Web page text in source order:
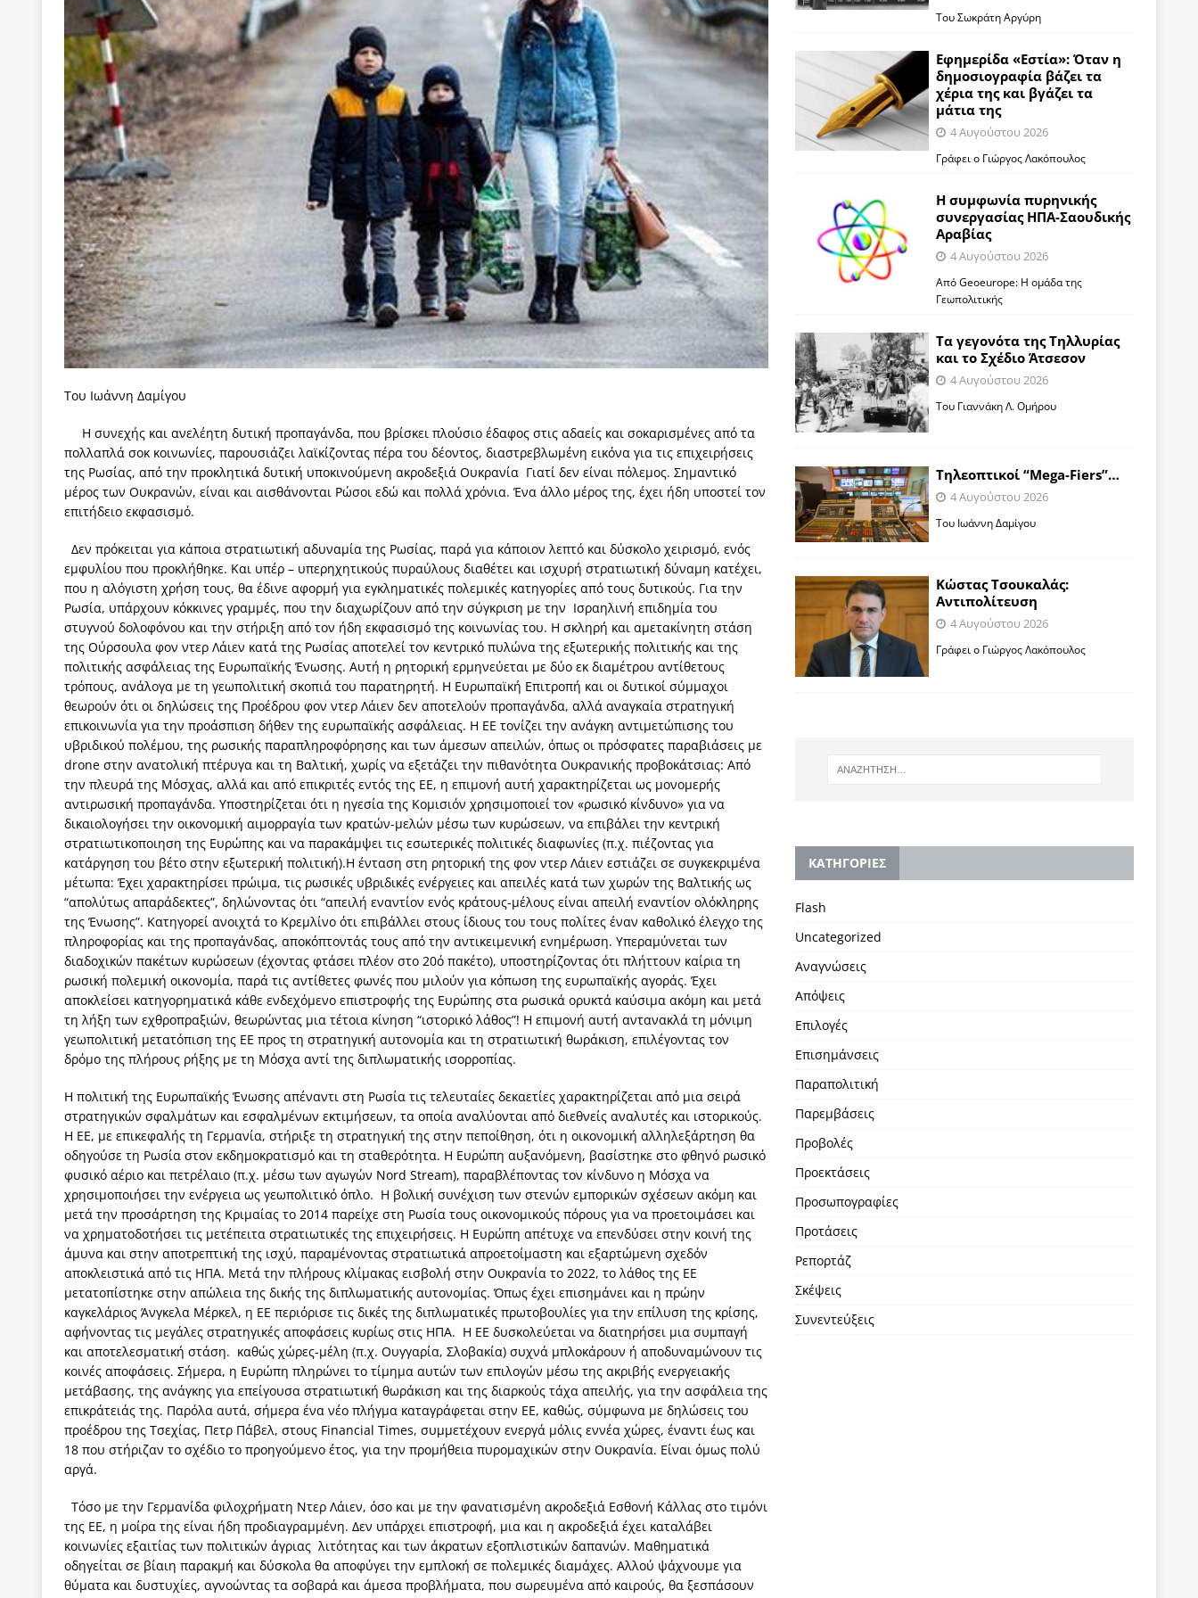
των δύο κομμάτων και όχι Ανδρουλάκη -Τσίπρα.
[ 3 Αυγούστου 2026 ]
Η τραγωδία της δημοκρατικής παράταξης: Ο λαός θέλει, αλλά τα κόμματα της αντιπολίτευσης δεν
μπορούν να φέρουν την αλλαγή
ΠΡΟΕΚΤΑΣΕΙΣ
[ 3 Αυγούστου 2026 ]
Γιατί λιγοστεύουν «τα χρόνια της αθωότητας;» Το «αίνιγμα»και η «λύση» του μέσα από τον
εμβληματικό «Πολίτη Κέιν»
ΠΑΡΕΜΒΑΣΕΙΣ
[ 3 Αυγούστου 2026 ]
Το Νομικό DNA του Υπερταμείου και οι Ρήτρες του ESM
ΑΠΟΨΕΙΣ
[ 3 Αυγούστου 2026 ]
Το γάλλιο και η γεωπολιτική ισχύς για την Ελλάδα
ΑΠΟΨΕΙΣ
[ 3 Αυγούστου 2026 ]
«Εδοξάσθη κρυπτομένη και εγελοιοποιήθη εμφανιζόμενη»: Το άδοξο βήμα της Μ. Καρυστιανού
ΠΑΡΕΜΒΑΣΕΙΣ
Του Ιωάννη Δαμίγου
Η συνεχής και ανελέητη δυτική προπαγάνδα, που βρίσκει πλούσιο έδαφος στις αδαείς και σοκαρισμένες από τα
πολλαπλά σοκ κοινωνίες, παρουσιάζει λαϊκίζοντας πέρα του δέοντος, διαστρεβλωμένη εικόνα για τις επιχειρήσεις
της Ρωσίας, από την προκλητικά δυτική υποκινούμενη ακροδεξιά Ουκρανία Γιατί δεν είναι πόλεμος. Σημαντικό
μέρος των Ουκρανών, είναι και αισθάνονται Ρώσοι εδώ και πολλά χρόνια. Ένα άλλο μέρος της, έχει ήδη υποστεί τον
επιτήδειο εκφασισμό.
Δεν πρόκειται για κάποια στρατιωτική αδυναμία της Ρωσίας, παρά για κάποιον λεπτό και δύσκολο χειρισμό, ενός
εμφυλίου που προκλήθηκε. Και υπέρ – υπερηχητικούς πυραύλους διαθέτει και ισχυρή στρατιωτική δύναμη κατέχει,
που η αλόγιστη χρήση τους, θα έδινε αφορμή για εγκληματικές πολεμικές κατηγορίες από τους δυτικούς. Για την
Ρωσία, υπάρχουν κόκκινες γραμμές, που την διαχωρίζουν από την σύγκριση με την Ισραηλινή επιδημία του
στυγνού δολοφόνου και την στήριξη από τον ήδη εκφασισμό της κοινωνίας του. Η σκληρή και αμετακίνητη στάση
της Ούρσουλα φον ντερ Λάιεν κατά της Ρωσίας αποτελεί τον κεντρικό πυλώνα της εξωτερικής πολιτικής και της
πολιτικής ασφάλειας της Ευρωπαϊκής Ένωσης. Αυτή η ρητορική ερμηνεύεται με δύο εκ διαμέτρου αντίθετους
τρόπους, ανάλογα με τη γεωπολιτική σκοπιά του παρατηρητή. Η Ευρωπαϊκή Επιτροπή και οι δυτικοί σύμμαχοι
θεωρούν ότι οι δηλώσεις της Προέδρου φον ντερ Λάιεν δεν αποτελούν προπαγάνδα, αλλά αναγκαία στρατηγική
επικοινωνία για την προάσπιση δήθεν της ευρωπαϊκής ασφάλειας. Η ΕΕ τονίζει την ανάγκη αντιμετώπισης του
υβριδικού πολέμου, της ρωσικής παραπληροφόρησης και των άμεσων απειλών, όπως οι πρόσφατες παραβιάσεις με
drone στην ανατολική πτέρυγα και τη Βαλτική, χωρίς να εξετάζει την πιθανότητα Ουκρανικής προβοκάτσιας: Από
την πλευρά της Μόσχας, αλλά και από επικριτές εντός της ΕΕ, η επιμονή αυτή χαρακτηρίζεται ως μονομερής
αντιρωσική προπαγάνδα. Υποστηρίζεται ότι η ηγεσία της Κομισιόν χρησιμοποιεί τον «ρωσικό κίνδυνο» για να
δικαιολογήσει την οικονομική αιμορραγία των κρατών-μελών μέσω των κυρώσεων, να επιβάλει την κεντρική
στρατιωτικοποιηση της Ευρώπης και να παρακάμψει τις εσωτερικές πολιτικές διαφωνίες (π.χ. πιέζοντας για
κατάργηση του βέτο στην εξωτερική πολιτική).Η ένταση στη ρητορική της φον ντερ Λάιεν εστιάζει σε συγκεκριμένα
μέτωπα: Έχει χαρακτηρίσει πρώιμα, τις ρωσικές υβριδικές ενέργειες και απειλές κατά των χωρών της Βαλτικής ως
“απολύτως απαράδεκτες”, δηλώνοντας ότι “απειλή εναντίον ενός κράτους-μέλους είναι απειλή εναντίον ολόκληρης
της Ένωσης”. Κατηγορεί ανοιχτά το Κρεμλίνο ότι επιβάλλει στους ίδιους του τους πολίτες έναν καθολικό έλεγχο της
πληροφορίας και της προπαγάνδας, αποκόπτοντάς τους από την αντικειμενική ενημέρωση. Υπεραμύνεται των
διαδοχικών πακέτων κυρώσεων (έχοντας φτάσει πλέον στο 20ό πακέτο), υποστηρίζοντας ότι πλήττουν καίρια τη
ρωσική πολεμική οικονομία, παρά τις αντίθετες φωνές που μιλούν για κόπωση της ευρωπαϊκής αγοράς. Έχει
αποκλείσει κατηγορηματικά κάθε ενδεχόμενο επιστροφής της Ευρώπης στα ρωσικά ορυκτά καύσιμα ακόμη και μετά
τη λήξη των εχθροπραξιών, θεωρώντας μια τέτοια κίνηση “ιστορικό λάθος”! Η επιμονή αυτή αντανακλά τη μόνιμη
γεωπολιτική μετατόπιση της ΕΕ προς τη στρατηγική αυτονομία και τη στρατιωτική θωράκιση, επιλέγοντας τον
δρόμο της πλήρους ρήξης με τη Μόσχα αντί της διπλωματικής ισορροπίας.
Η πολιτική της Ευρωπαϊκής Ένωσης απέναντι στη Ρωσία τις τελευταίες δεκαετίες χαρακτηρίζεται από μια σειρά
στρατηγικών σφαλμάτων και εσφαλμένων εκτιμήσεων, τα οποία αναλύονται από διεθνείς αναλυτές και ιστορικούς.
Η ΕΕ, με επικεφαλής τη Γερμανία, στήριξε τη στρατηγική της στην πεποίθηση, ότι η οικονομική αλληλεξάρτηση θα
οδηγούσε τη Ρωσία στον εκδημοκρατισμό και τη σταθερότητα. Η Ευρώπη αυξανόμενη, βασίστηκε στο φθηνό ρωσικό
φυσικό αέριο και πετρέλαιο (π.χ. μέσω των αγωγών Nord Stream), παραβλέποντας τον κίνδυνο η Μόσχα να
χρησιμοποιήσει την ενέργεια ως γεωπολιτικό όπλο. Η βολική συνέχιση των στενών εμπορικών σχέσεων ακόμη και
μετά την προσάρτηση της Κριμαίας το 2014 παρείχε στη Ρωσία τους οικονομικούς πόρους για να προετοιμάσει και
να χρηματοδοτήσει τις μετέπειτα στρατιωτικές της επιχειρήσεις. Η Ευρώπη απέτυχε να επενδύσει στην κοινή της
άμυνα και στην αποτρεπτική της ισχύ, παραμένοντας στρατιωτικά απροετοίμαστη και εξαρτώμενη σχεδόν
αποκλειστικά από τις ΗΠΑ. Μετά την πλήρους κλίμακας εισβολή στην Ουκρανία το 2022, το λάθος της ΕΕ
μετατοπίστηκε στην απώλεια της δικής της διπλωματικής αυτονομίας. Όπως έχει επισημάνει και η πρώην
καγκελάριος Άνγκελα Μέρκελ, η ΕΕ περιόρισε τις δικές της διπλωματικές πρωτοβουλίες για την επίλυση της κρίσης,
αφήνοντας τις μεγάλες στρατηγικές αποφάσεις κυρίως στις ΗΠΑ. Η ΕΕ δυσκολεύεται να διατηρήσει μια συμπαγή
και αποτελεσματική στάση. καθώς χώρες-μέλη (π.χ. Ουγγαρία, Σλοβακία) συχνά μπλοκάρουν ή αποδυναμώνουν τις
κοινές αποφάσεις. Σήμερα, η Ευρώπη πληρώνει το τίμημα αυτών των επιλογών μέσω της ακριβής ενεργειακής
μετάβασης, της ανάγκης για επείγουσα στρατιωτική θωράκιση και της διαρκούς τάχα απειλής, για την ασφάλεια της
επικράτειάς της. Παρόλα αυτά, σήμερα ένα νέο πλήγμα καταγράφεται στην ΕΕ, καθώς, σύμφωνα με δηλώσεις του
προέδρου της Τσεχίας, Πετρ Πάβελ, στους Financial Times, συμμετέχουν ενεργά μόλις εννέα χώρες, έναντι έως και
18 που στήριζαν το σχέδιο το προηγούμενο έτος, για την προμήθεια πυρομαχικών στην Ουκρανία. Είναι όμως πολύ
αργά.
Τόσο με την Γερμανίδα φιλοχρήματη Ντερ Λάιεν, όσο και με την φανατισμένη ακροδεξιά Εσθονή Κάλλας στο τιμόνι
της ΕΕ, η μοίρα της είναι ήδη προδιαγραμμένη. Δεν υπάρχει επιστροφή, μια και η ακροδεξιά έχει καταλάβει
κοινωνίες εξαιτίας των πολιτικών άγριας λιτότητας και των άκρατων εξοπλιστικών δαπανών. Μαθηματικά
οδηγείται σε βίαιη παρακμή και δύσκολα θα αποφύγει την εμπλοκή σε πολεμικές διαμάχες. Αλλού ψάχνουμε για
θύματα και δυστυχίες, αγνοώντας τα σοβαρά και άμεσα προβλήματα, που σωρευμένα από καιρούς, θα ξεσπάσουν
Του Σωκράτη Αργύρη
Εφημερίδα «Εστία»: Όταν η
δημοσιογραφία βάζει τα
χέρια της και βγάζει τα
μάτια της
4 Αυγούστου 2026
Γράφει ο Γιώργος Λακόπουλος
Η συμφωνία πυρηνικής
συνεργασίας ΗΠΑ-Σαουδικής
Αραβίας
4 Αυγούστου 2026
Από Geoeurope: H ομάδα της
Γεωπολιτικής
Τα γεγονότα της Τηλλυρίας
και το Σχέδιο Άτσεσον
4 Αυγούστου 2026
Toυ Γιαννάκη Λ. Ομήρου
Tηλεοπτικοί “Mega-Fiers”…
4 Αυγούστου 2026
Toυ Ιωάννη Δαμίγου
Κώστας Τσουκαλάς:
Αντιπολίτευση
4 Αυγούστου 2026
Γράφει ο Γιώργος Λακόπουλος
KΑΤΗΓΟΡΙΕΣ
Flash
Uncategorized
Αναγνώσεις
Απόψεις
Επιλογές
Επισημάνσεις
Παραπολιτική
Παρεμβάσεις
Προβολές
Προεκτάσεις
Προσωπογραφίες
Προτάσεις
Ρεπορτάζ
Σκέψεις
Συνεντεύξεις